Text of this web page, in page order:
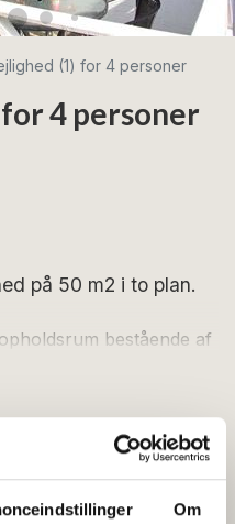
Om
(1) for 4 personer
4 personer
på 50 m2 i to plan.
bestående af
med bruser, toilet
fra stuen udgang til
Køkkenet, som ligger i
opvaskemaskine,